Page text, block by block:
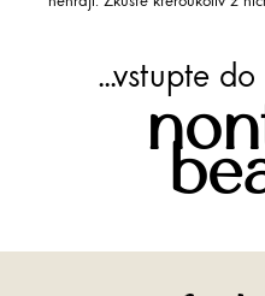
...vstupte